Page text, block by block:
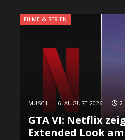
FILME & SERIEN
MUSC1 6. AUGUST 2026 2
GTA VI: Netflix
Extended Look